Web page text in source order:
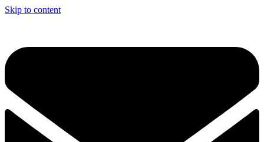
Skip to content